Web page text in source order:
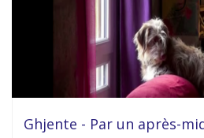
Ghjente - Par un après-